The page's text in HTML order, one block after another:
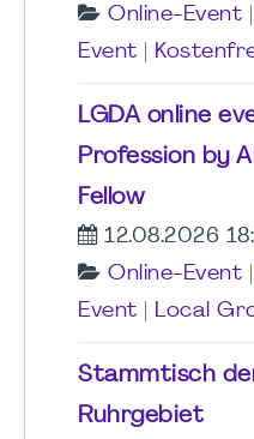
Online-Event
Event
LGDA online
Profession by
Fellow
12.08.2026
Online-Event
Event
Local
Stammtisch
Ruhrgebiet